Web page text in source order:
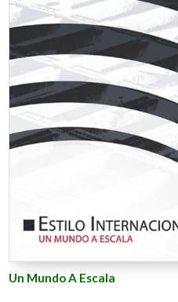
Un Mundo A Escala